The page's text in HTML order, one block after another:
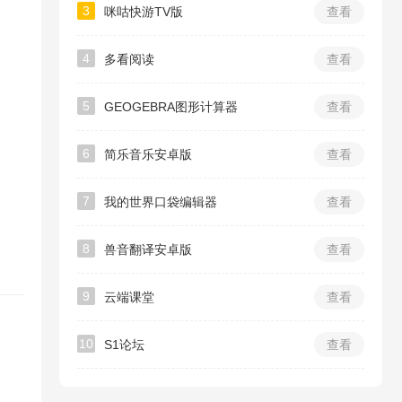
3 咪咕快游TV版 查看
4 多看阅读 查看
5 GEOGEBRA图形计算器 查看
6 简乐音乐安卓版 查看
7 我的世界口袋编辑器 查看
8 兽音翻译安卓版 查看
9 云端课堂 查看
10 S1论坛 查看